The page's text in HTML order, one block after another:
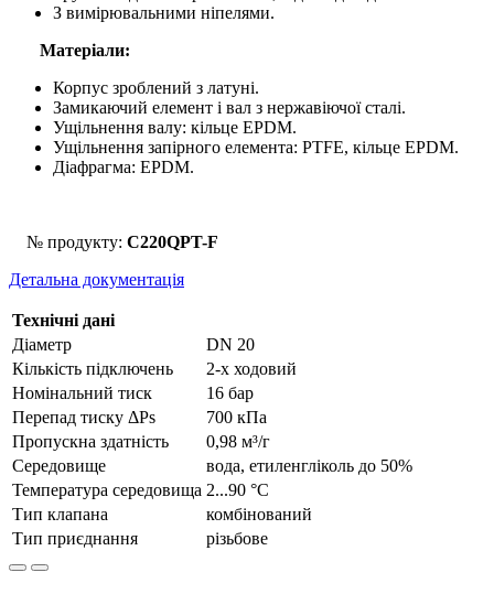
З вимірювальними ніпелями.
Матеріали:
Корпус зроблений з латуні.
Замикаючий елемент і вал з нержавіючої сталі.
Ущільнення валу: кільце EPDM.
Ущільнення запірного елемента: PTFE, кільце EPDM.
Діафрагма: EPDM.
№ продукту: C220QPT-F
Детальна документація
Технічні дані
Діаметр
DN 20
Кількість підключень
2-х ходовий
Номінальний тиск
16 бар
Перепад тиску ΔPs
700 кПа
Пропускна здатність
0,98 м³/г
Середовище
вода, етиленгліколь до 50%
Температура середовища 2...90 °С
Тип клапана
комбінований
Тип приєднання
різьбове